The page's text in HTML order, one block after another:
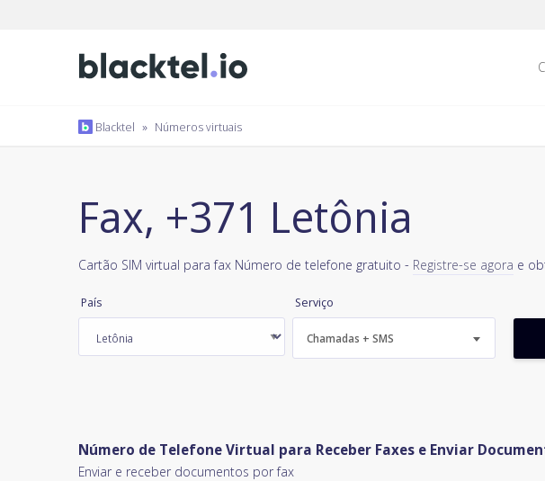
Blacktel » Números virtuais
Fax, +371 Letônia
Cartão SIM virtual para fax Número de telefone gratuito - Registre-se agora e
País Serviço
Chamadas + SMS
Número de Telefone Virtual para Receber Faxes e Enviar
Enviar e receber documentos por fax